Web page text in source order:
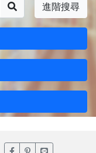
進階搜尋
臉書分享(另開新視窗)
噗浪分享(另開新
Line分享(另